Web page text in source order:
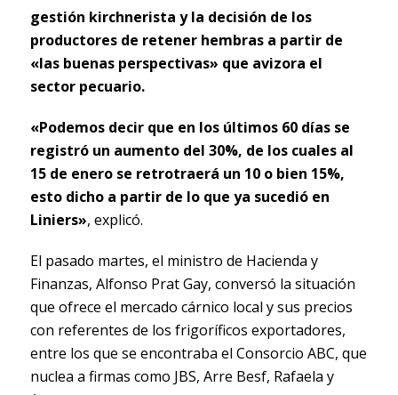
gestión kirchnerista y la decisión de los
productores de retener hembras a partir de
«las buenas perspectivas» que avizora el
sector pecuario.
«Podemos decir que en los últimos 60 días se
registró un aumento del 30%, de los cuales al
15 de enero se retrotraerá un 10 o bien 15%,
esto dicho a partir de lo que ya sucedió en
Liniers», explicó.
El pasado martes, el ministro de Hacienda y
Finanzas, Alfonso Prat Gay, conversó la situación
que ofrece el mercado cárnico local y sus precios
con referentes de los frigoríficos exportadores,
entre los que se encontraba el Consorcio ABC, que
nuclea a firmas como JBS, Arre Besf, Rafaela y